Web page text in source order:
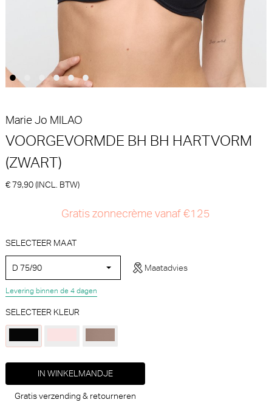
62,93
Marie Jo
Marie Jo Solene Slip - Rio
(Gardenia Rose)
Luxestring (Milky Blue)
Marie Jo
Marie Jo MILAO
VOORGEVORMDE BH BH HARTVORM
(ZWART)
€ 79,90 (INCL. BTW)
Gratis zonnecrème vanaf €125
SELECTEER MAAT
D 75/90 Maatadvies
Levering binnen de 4 dagen
SELECTEER KLEUR
IN WINKELMANDJE
Gratis verzending & retourneren